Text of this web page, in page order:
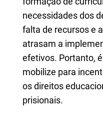
necessidades dos
falta de recursos e
atrasam a
efetivos. Portanto,
mobilize para
os direitos
prisionais.